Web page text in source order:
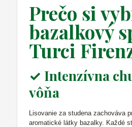
Prečo si
bazalkový
Turci
✓ Intenzívna
vôňa
Lisovanie za studena zachováva
aromatické látky bazalky. Každé